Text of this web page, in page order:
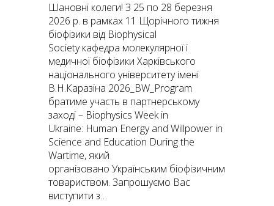
Шановні колеги! З 25 по 28 березня
2026 р. в рамках 11 Щорічного тижня
біофізики від Biophysical
Society кафедра молекулярної і
медичної біофізики Харківського
національного університету імені
В.Н.Каразіна 2026_BW_Program
братиме участь в партнерському
заході – Biophysics Week in
Ukraine: Human Energy and Willpower in
Science and Education During the
Wartime, який
організовано Українським біофізичним
товариством. Запрошуємо Вас
виступити з…